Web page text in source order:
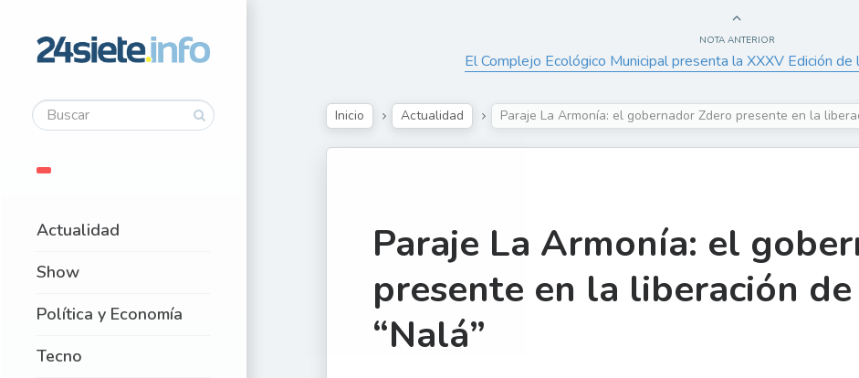
Actualidad
Show
Política y Economía
Tecno
NOTA ANTERIOR
El Complejo Ecológico Municipal presenta la XXXV Edición de
Inicio Actualidad Paraje La Armonía: el gobernador Zdero presente en la
Paraje La Armonía: el
presente en la liberación
“Nalá”